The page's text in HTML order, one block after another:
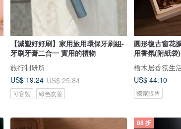
【減塑好好刷】家用旅用環保牙刷組-
牙刷牙膏二合一 實用的禮物
旅行制研所
US$ 19.24 US$ 25.84
可客製 綠色友善
圓形復古窗花
用香氛(附紙袋)
檜木居香氛生
US$ 44.10
獨家販售
88 折